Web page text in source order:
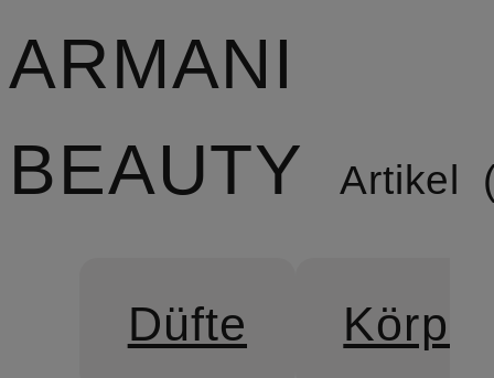
ARMANI
BEAUTY
Artikel
Düfte